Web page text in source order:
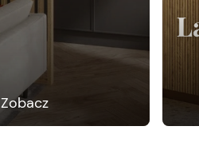
Zobacz